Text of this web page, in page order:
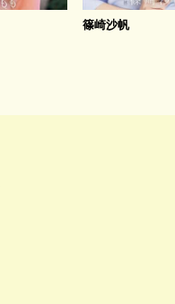
篠崎沙帆